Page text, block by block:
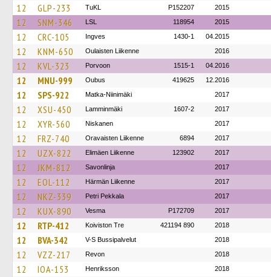
12 GLP-233 TuKL P152207 2015
12 SNM-346 LSL 118954 2015
12 CRC-105 Ingves 1430-1 04.2015
12 KNM-650 Oulaisten Liikenne 2016
12 KVL-323 Porvoon 1515-1 04.2016
12 MNU-999 Oubus 419625 12.2016
12 SPS-922 Matka-Niinimäki 2017
12 XSU-450 Lamminmäki 1607-2 2017
12 XYR-560 Niskanen 2017
12 FRZ-740 Oravaisten Liikenne 6894 2017
12 UZX-822 Elimäen Liikenne 123902 2017
12 JKM-812 Savonlinja 2017
12 EOL-112 Härmän Liikenne 2017
12 NKZ-339 Petri Pekkala 2017
12 KUX-890 Vesma P172709 2017
12 RTP-412 Koiviston Tre 421194 890 2018
12 BVA-342 V-S Bussipalvelut 2018
12 VZZ-217 Revon 2018
12 IOA-153 Henriksson 2018